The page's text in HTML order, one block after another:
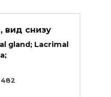
вид снизу
gland; Lacrimal
482